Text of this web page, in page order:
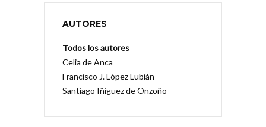
AUTORES
Todos los autores
Celia de Anca
Francisco J. López Lubián
Santiago Iñiguez de Onzoño